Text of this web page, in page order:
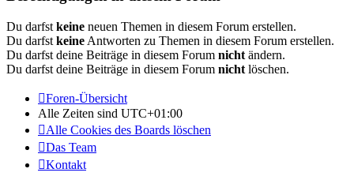
Du darfst keine neuen Themen in diesem Forum erstellen.
Du darfst keine Antworten zu Themen in diesem Forum erstellen.
Du darfst deine Beiträge in diesem Forum nicht ändern.
Du darfst deine Beiträge in diesem Forum nicht löschen.
Foren-Übersicht
Alle Zeiten sind UTC+01:00
Alle Cookies des Boards löschen
Das Team
Kontakt